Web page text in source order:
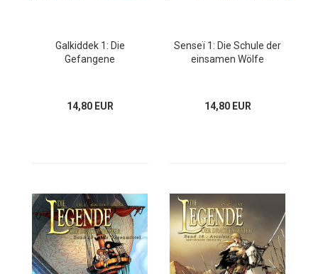
Galkiddek 1: Die
Gefangene
14,80 EUR
Senseï 1: Die Schule der
einsamen Wölfe
14,80 EUR